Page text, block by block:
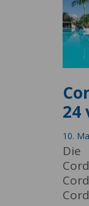
24
10.
Die